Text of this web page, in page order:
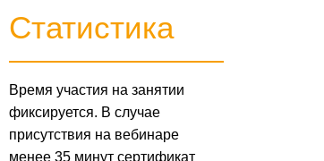
Статистика
Время участия на занятии
фиксируется. В случае
присутствия на вебинаре
менее 35 минут сертификат